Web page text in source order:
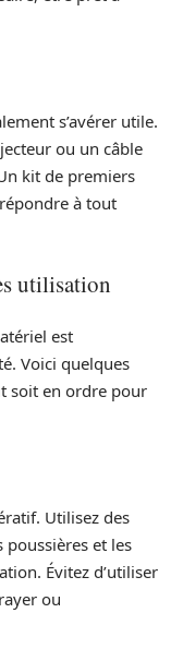
s’avérer utile.
ou un câble
kit de premiers
à tout
utilisation
est
Voici quelques
soit en ordre pour
Utilisez des
et les
Évitez d’utiliser
ou